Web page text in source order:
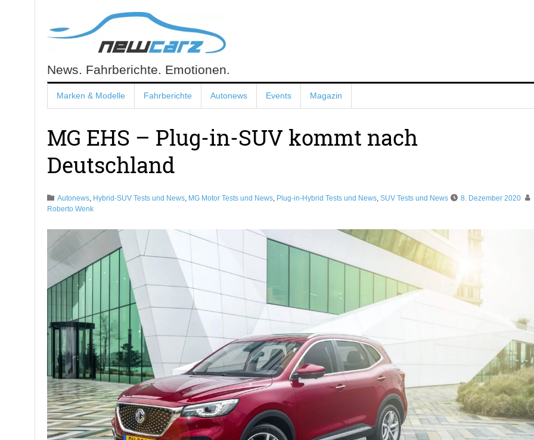
content
NewCarz.de
News. Fahrberichte. Emotionen.
Marken & Modelle Fahrberichte Autonews Events Magazin
MG EHS – Plug-in-SUV kommt nach
Deutschland
Autonews, Hybrid-SUV Tests und News, MG Motor Tests und News, Plug-in-Hybrid Tests und News, SUV Tests und News
8. Dezember 2020
Roberto Wenk